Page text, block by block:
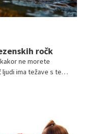
ročk
ne morete
ima težave s tem.